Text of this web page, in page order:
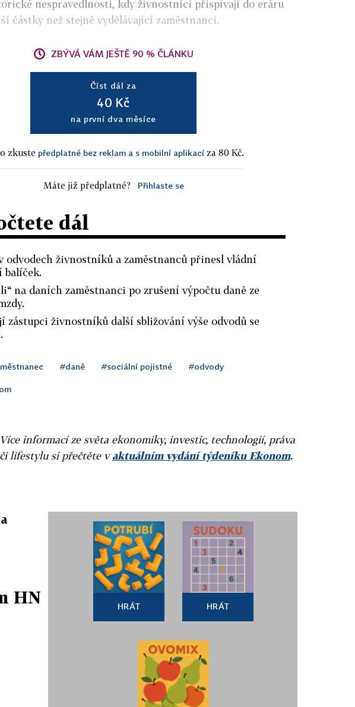
nespravedlnosti, kdy živnostníci přispívají do eráru
částky než stejně vydělávající zaměstnanci.
ZBÝVÁ VÁM JEŠTĚ 90 % ČLÁNKU
Číst dál za
40 Kč
na první dva měsíce
zkuste předplatné bez reklam a s mobilní aplikací za 80 Kč.
Máte již předplatné? Přihlaste se
dál
odvodech živnostníků a zaměstnanců přinesl vládní
balíček.
na daních zaměstnanci po zrušení výpočtu daně ze
zástupci živnostníků další sbližování výše odvodů se
#daně #sociální pojistné #odvody
Více informací ze světa ekonomiky, investic, technologií, práva
či lifestylu si přečtěte vaktuálním vydání týdeníku Ekonom.
HN
HRÁT HRÁT